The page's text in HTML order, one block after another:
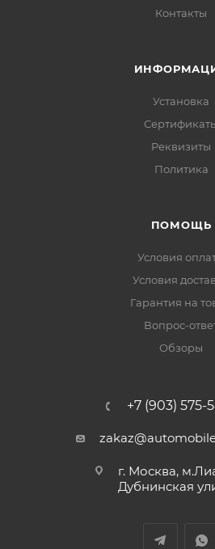
Контакты
Установка
Реквизиты
Политика
ПОМОЩЬ
Условия
Условия
Гарантия на
Вопрос-
Обзоры
+7 (903) 575-
г. Москва,
Дубнинская